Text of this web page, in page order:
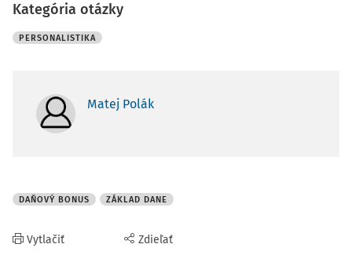
Kategória otázky
PERSONALISTIKA
Matej Polák
DAŇOVÝ BONUS ZÁKLAD DANE
Vytlačiť Zdieľať